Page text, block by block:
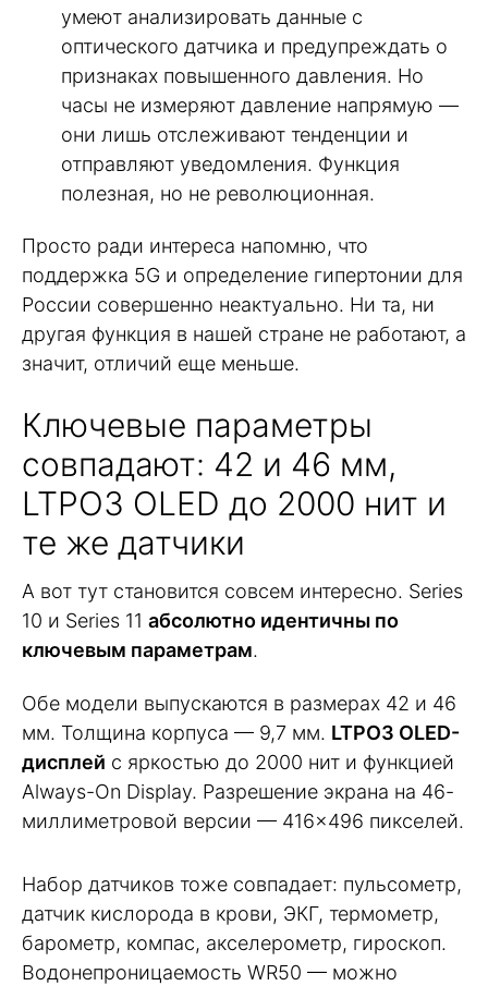
умеют анализировать данные с
оптического датчика и предупреждать о
признаках повышенного давления. Но
часы не измеряют давление напрямую —
они лишь отслеживают тенденции и
отправляют уведомления. Функция
полезная, но не революционная.
Просто ради интереса напомню, что
поддержка 5G и определение гипертонии для
России совершенно неактуально. Ни та, ни
другая функция в нашей стране не работают, а
значит, отличий еще меньше.
Ключевые параметры
совпадают: 42 и 46 мм,
LTPO3 OLED до 2000 нит и
те же датчики
А вот тут становится совсем интересно. Series
10 и Series 11 абсолютно идентичны по
ключевым параметрам.
Обе модели выпускаются в размерах 42 и 46
мм. Толщина корпуса — 9,7 мм. LTPO3 OLED-
дисплей с яркостью до 2000 нит и функцией
Always-On Display. Разрешение экрана на 46-
миллиметровой версии — 416×496 пикселей.
Набор датчиков тоже совпадает: пульсометр,
датчик кислорода в крови, ЭКГ, термометр,
барометр, компас, акселерометр, гироскоп.
Водонепроницаемость WR50 — можно